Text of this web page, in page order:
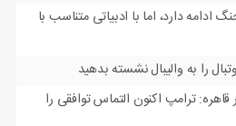
ادامه دارد، اما با ادبیاتی متناسب با
را به والیبال نشسته بدهید
ترامپ اکنون التماس توافقی را